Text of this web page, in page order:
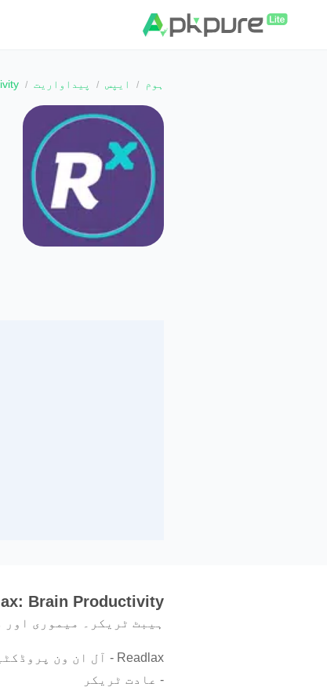
ہوم ایپس پیداواریت
Brain Productivity
ہیبٹ ٹریکر۔ میموری
Readlax - آل ان ون پروڈکٹیوٹی سپر ایپ:
- عادت ٹریکر